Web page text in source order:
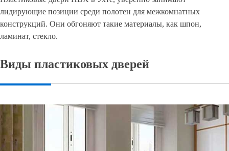
лидирующие позиции среди полотен для межкомнатных
конструкций. Они обгоняют такие материалы, как шпон,
ламинат, стекло.
Виды пластиковых дверей